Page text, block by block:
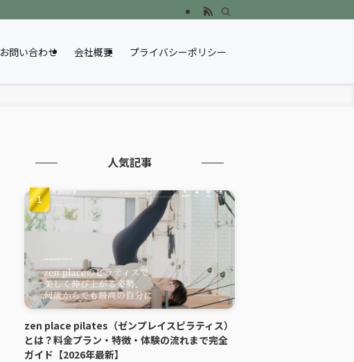
お問い合わせ 会社概要 プライバシーポリシー
人気記事
zen place pilates（ゼンプレイスピラティス）
とは？料金プラン・特徴・体験の流れまで完全
ガイド【2026年最新】